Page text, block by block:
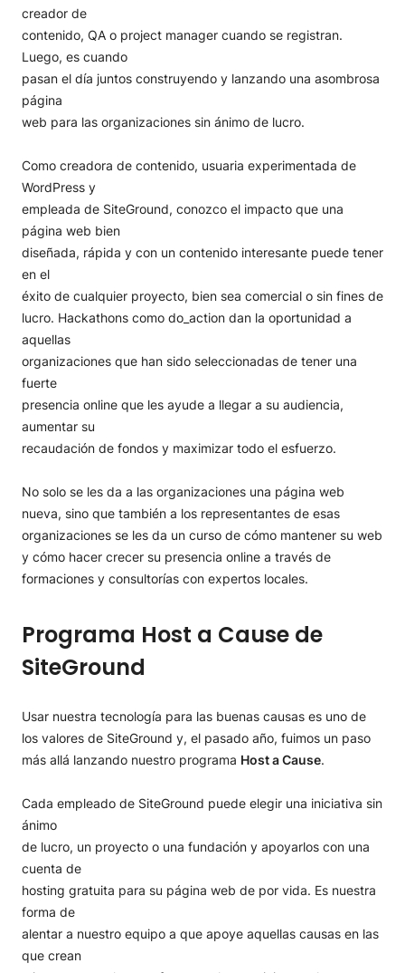
creador de
contenido, QA o project manager cuando se registran.
Luego, es cuando
pasan el día juntos construyendo y lanzando una asombrosa
página
web para las organizaciones sin ánimo de lucro.
Como creadora de contenido, usuaria experimentada de
WordPress y
empleada de SiteGround, conozco el impacto que una
página web bien
diseñada, rápida y con un contenido interesante puede tener
en el
éxito de cualquier proyecto, bien sea comercial o sin fines de
lucro. Hackathons como do_action dan la oportunidad a
aquellas
organizaciones que han sido seleccionadas de tener una
fuerte
presencia online que les ayude a llegar a su audiencia,
aumentar su
recaudación de fondos y maximizar todo el esfuerzo.
No solo se les da a las organizaciones una página web
nueva, sino que también a los representantes de esas
organizaciones se les da un curso de cómo mantener su web
y cómo hacer crecer su presencia online a través de
formaciones y consultorías con expertos locales.
Programa Host a Cause de
SiteGround
Usar nuestra tecnología para las buenas causas es uno de
los valores de SiteGround y, el pasado año, fuimos un paso
más allá lanzando nuestro programa Host a Cause.
Cada empleado de SiteGround puede elegir una iniciativa sin
ánimo
de lucro, un proyecto o una fundación y apoyarlos con una
cuenta de
hosting gratuita para su página web de por vida. Es nuestra
forma de
alentar a nuestro equipo a que apoye aquellas causas en las
que crean